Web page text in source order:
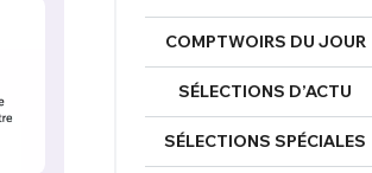
COMPTWOIRS DU JOUR
SÉLECTIONS D’ACTU
SÉLECTIONS SPÉCIALES
Mot de passe perdu ?
CONNEXION
Un Thread
C'EST PARTI